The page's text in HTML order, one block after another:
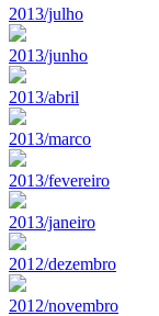
2013/julho
2013/junho
2013/abril
2013/marco
2013/fevereiro
2013/janeiro
2012/dezembro
2012/novembro